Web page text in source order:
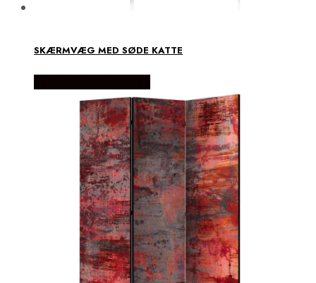
SKÆRMVÆG MED SØDE KATTE